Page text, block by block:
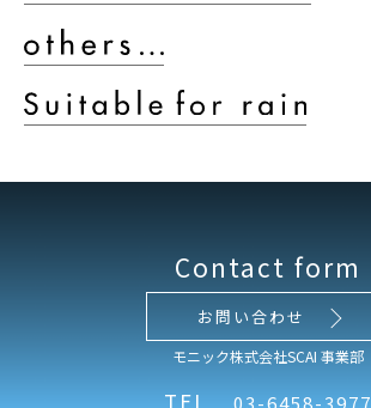
Contact form
お問い合わせ
モニック株式会社SCAI 事業部
TEL